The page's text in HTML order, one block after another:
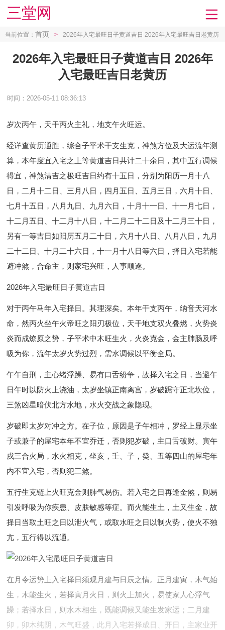
三堂网
当前位置： 首页 > 2026年入宅最旺日子黄道吉日 2026年入宅最旺吉日老黄历
2026年入宅最旺日子黄道吉日 2026年
入宅最旺吉日老黄历
时间：2026-05-11 08:36:13
岁次丙午，天干丙火主礼，地支午火旺运。
经详查黄历通胜，综合子平术干支生克，神煞方位及大运流年测
算，本年度宜入宅之上等黄道吉日共计二十余日，其中五行调候
得宜，神煞清吉之极旺吉日约有十五日，分别为阳历一月十八
日，二月十二日、三月八日，四月五日、五月三日，六月十日、
七月十五日，八月九日、九月六日，十月十一日、十一月七日，
十二月五日、十二月十八日，十二月二十二日及十二月三十日，
另有一等吉日如阳历五月二十日，六月十八日、八月八日，九月
二十二日、十月二十六日，十一月十八日等六日，择日入宅若能
避冲煞，合命主，则家宅兴旺，人事顺遂。
2026年入宅最旺日子黄道吉日
对于丙午马年入宅择日。其理深矣。本年干支丙午，纳音天河水
命，然丙火坐午火帝旺之阳刃极位，天干地支双火叠燃，火势炎
炎而成燎原之势，子平术中木旺生火，火炎克金，金主肺肠及呼
吸为你，流年太岁火势过烈，需水调候以平衡全局。
午午自刑，主心绪浮躁、易有口舌纷争，故择入宅之日，当避午
日午时以防火上浇油，太岁坐镇正南离宫，岁破踞守正北坎位，
三煞凶星暗伏北方水地，水火交战之象隐现。
岁破即太岁对冲之方。在子位，原因是子午相冲，罗经上显示坐
子或兼子的屋宅本年不宜乔迁，否则犯岁破，主口舌破财。寅午
戌三合火局，水火相克，坐亥，壬、子，癸、丑等四山的屋宅年
内不宜入宅，否则犯三煞。
五行生克链上火旺克金则肺气易伤。若入宅之日再逢金煞，则易
引发呼吸为你疾患、皮肤敏感等症。而火能生土，土又生金，故
择日当取土旺之日以泄火气，或取水旺之日以制火势，使火不独
亢，五行得以流通。
在月令运势上入宅择日须观月建与日辰之情。正月建寅，木气始
生，木能生火，若择寅月火日，则火上加火，易使家人心浮气
躁；若择水日，则水木相生，既能调候又能生发家运；二月建
卯，卯木纯阴，木气旺盛，此月入宅若择成日、开日，主家业开